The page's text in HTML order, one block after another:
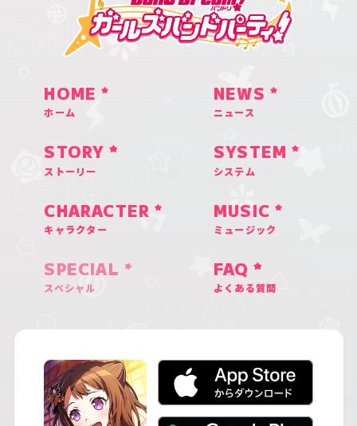
HOME
ホーム
NEWS
ニュース
STORY
ストーリー
SYSTEM
システム
CHARACTER
キャラクター
MUSIC
ミュージック
SPECIAL
スペシャル
FAQ
よくある質問